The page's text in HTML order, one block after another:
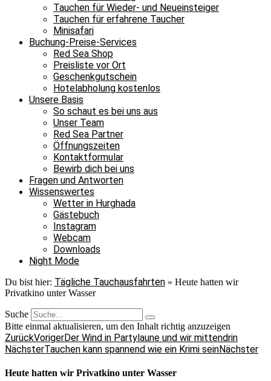
Tauchen für Wieder- und Neueinsteiger
Tauchen für erfahrene Taucher
Minisafari
Buchung-Preise-Services
Red Sea Shop
Preisliste vor Ort
Geschenkgutschein
Hotelabholung kostenlos
Unsere Basis
So schaut es bei uns aus
Unser Team
Red Sea Partner
Öffnungszeiten
Kontaktformular
Bewirb dich bei uns
Fragen und Antworten
Wissenswertes
Wetter in Hurghada
Gästebuch
Instagram
Webcam
Downloads
Night Mode
Du bist hier: Tägliche Tauchausfahrten » Heute hatten wir
Privatkino unter Wasser
Suche
Bitte einmal aktualisieren, um den Inhalt richtig anzuzeigen
ZurückVorigerDer Wind in Partylaune und wir mittendrin
NächsterTauchen kann spannend wie ein Krimi seinNächster
Heute hatten wir Privatkino unter Wasser